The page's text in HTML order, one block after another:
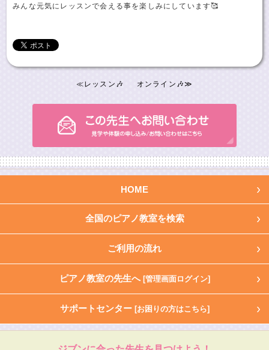
みんな元気にレッスンで会える事を楽しみにしています🥰
≪レッスン🎶 オンライン🎶≫
HOME
全国のピアノ教室を検索
ご利用の流れ
ピアノ教室の先生へ [管理画面ログイン]
サポートセンター [お困りの方はこちら]